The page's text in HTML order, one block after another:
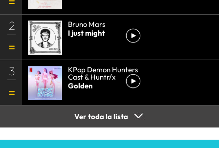
2
Bruno Mars
I just might
3 KPop Demon Hunters
Cast & Huntr/x
Golden
Ver toda la lista